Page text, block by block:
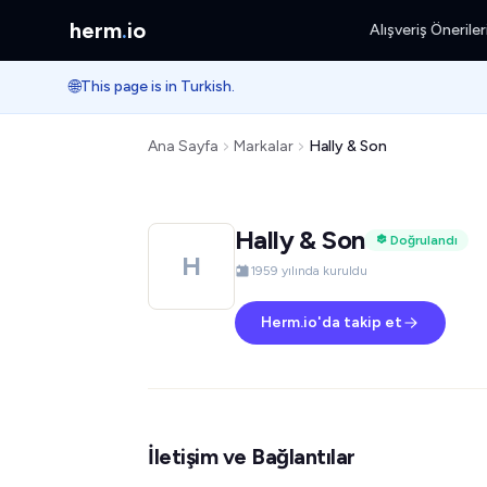
herm.io Alışveriş Önerileri
🌐This page is in Turkish.
Ana Sayfa Markalar Hally & Son
H
Hally & Son
Doğrulandı
1959 yılında kuruldu
Herm.io'da takip et
İletişim ve Bağlantılar